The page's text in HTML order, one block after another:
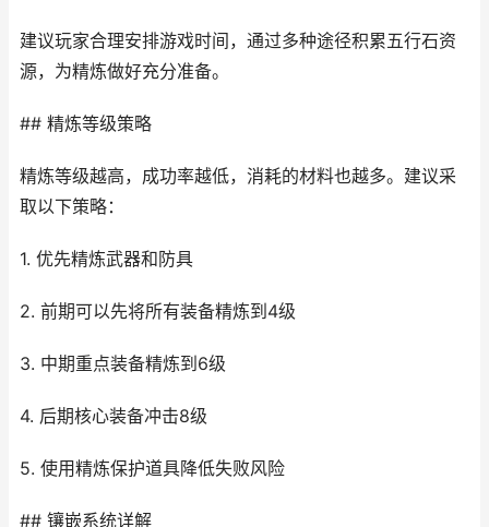
建议玩家合理安排游戏时间，通过多种途径积累五行石资
源，为精炼做好充分准备。
## 精炼等级策略
精炼等级越高，成功率越低，消耗的材料也越多。建议采
取以下策略：
1. 优先精炼武器和防具
2. 前期可以先将所有装备精炼到4级
3. 中期重点装备精炼到6级
4. 后期核心装备冲击8级
5. 使用精炼保护道具降低失败风险
## 镶嵌系统详解